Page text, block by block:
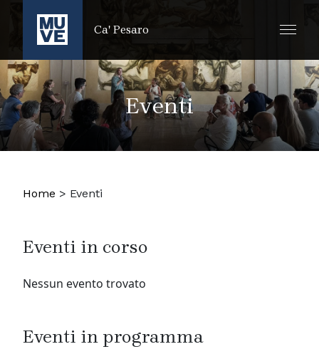
SALTA AL CONTENUTO PRINCIPALE
Ca' Pesaro
Eventi
Home > Eventi
Eventi in corso
Nessun evento trovato
Eventi in programma